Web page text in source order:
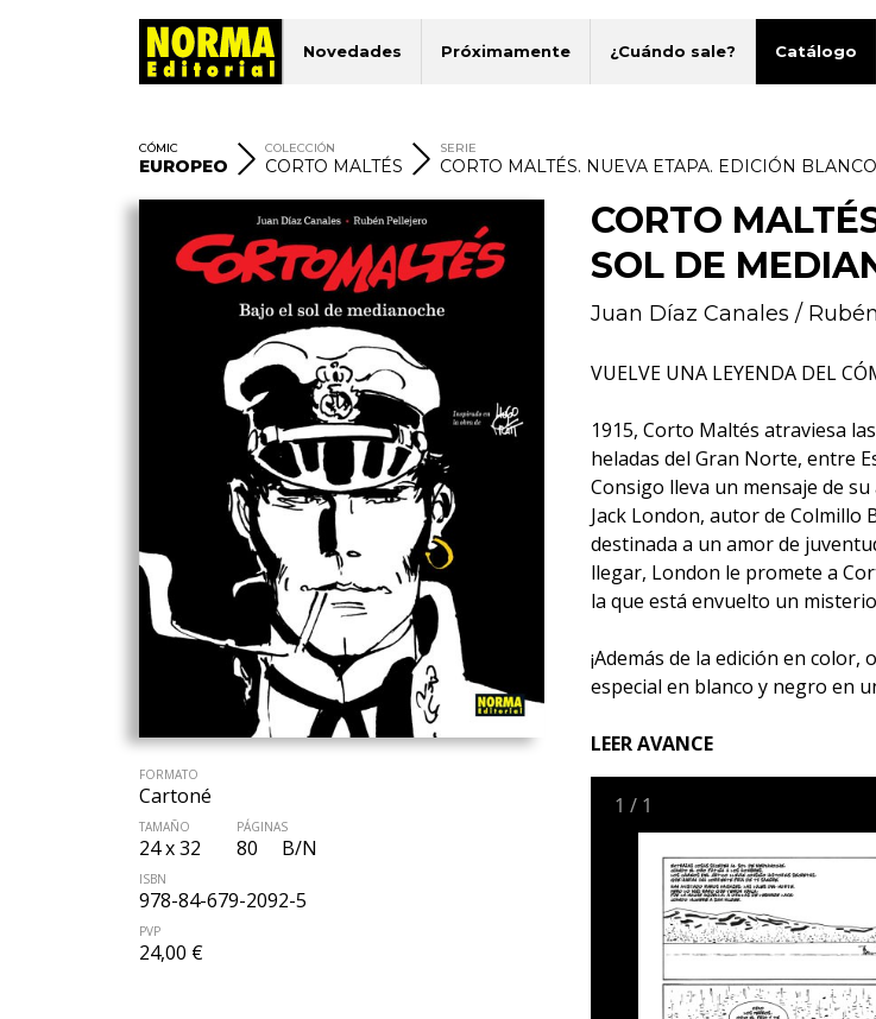
Novedades Próximamente ¿Cuándo sale? Catálogo
CÓMIC
EUROPEO
COLECCIÓN
CORTO MALTÉS
SERIE
CORTO MALTÉS. NUEVA ETAPA. EDICIÓN
FORMATO
Cartoné
TAMAÑO
24 x 32
PÁGINAS
80 B/N
ISBN
978-84-679-2092-5
PVP
24,00 €
CORTO
SOL DE
Juan Díaz Canales /
VUELVE UNA LEYENDA DEL
1915, Corto Maltés atraviesa
heladas del Gran Norte, entre
Consigo lleva un mensaje de
Jack London, autor de Colmillo
destinada a un amor de
llegar, London le promete a
la que está envuelto un
¡Además de la edición en color,
especial en blanco y negro en
LEER AVANCE
1 / 1